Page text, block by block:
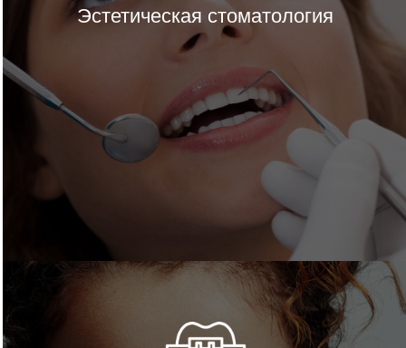
Эстетическая стоматология